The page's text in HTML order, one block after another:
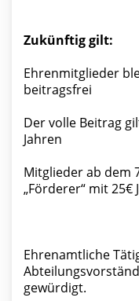
Zukünftig gilt:
Ehrenmitglieder
beitragsfrei
Der volle Beitrag
Jahren
Mitglieder ab dem
„Förderer“ mit 25€
Ehrenamtliche
gewürdigt.